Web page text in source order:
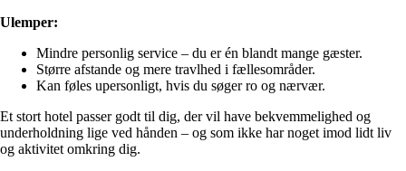
Ulemper:
Mindre personlig service – du er én blandt mange gæster.
Større afstande og mere travlhed i fællesområder.
Kan føles upersonligt, hvis du søger ro og nærvær.
Et stort hotel passer godt til dig, der vil have bekvemmelighed og
underholdning lige ved hånden – og som ikke har noget imod lidt liv
og aktivitet omkring dig.